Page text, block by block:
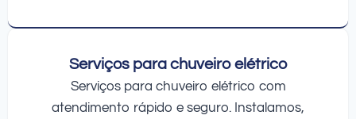
Serviços para chuveiro elétrico
Serviços para chuveiro elétrico com
atendimento rápido e seguro. Instalamos,